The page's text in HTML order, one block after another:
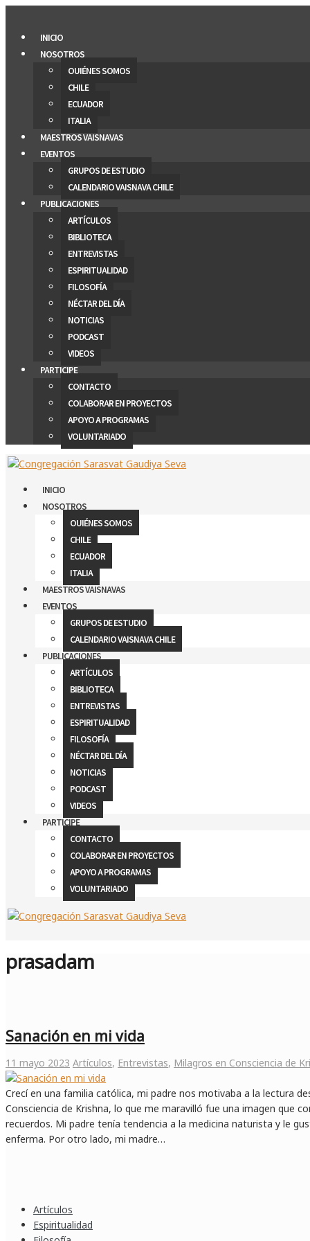
contenidoINICIO
NOSOTROS
QUIÉNES SOMOS
CHILE
ECUADOR
ITALIA
MAESTROS VAISNAVAS
EVENTOS
GRUPOS DE ESTUDIO
CALENDARIO VAISNAVA CHILE
PUBLICACIONES
ARTÍCULOS
BIBLIOTECA
ENTREVISTAS
ESPIRITUALIDAD
FILOSOFÍA
NÉCTAR DEL DÍA
NOTICIAS
PODCAST
VIDEOS
PARTICIPE
CONTACTO
COLABORAR EN PROYECTOS
APOYO A PROGRAMAS
VOLUNTARIADO
INICIO
NOSOTROS
QUIÉNES SOMOS
CHILE
ECUADOR
ITALIA
MAESTROS VAISNAVAS
EVENTOS
GRUPOS DE ESTUDIO
CALENDARIO VAISNAVA CHILE
PUBLICACIONES
ARTÍCULOS
BIBLIOTECA
ENTREVISTAS
ESPIRITUALIDAD
FILOSOFÍA
NÉCTAR DEL DÍA
NOTICIAS
PODCAST
VIDEOS
PARTICIPE
CONTACTO
COLABORAR EN PROYECTOS
APOYO A PROGRAMAS
VOLUNTARIADO
prasadam
Sanación en mi vida
11 mayo 2023 Artículos, Entrevistas, Milagros en Consciencia de
Crecí en una familia católica, mi padre nos motivaba a la lectura
Consciencia de Krishna, lo que me maravilló fue una imagen que
recuerdos. Mi padre tenía tendencia a la medicina naturista y le
enferma. Por otro lado, mi madre…
Artículos
Espiritualidad